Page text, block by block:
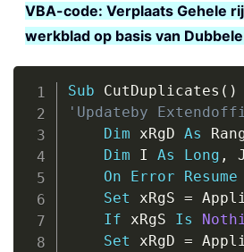
VBA-code: Verplaats Gehele
werkblad op basis van
Sub CutDuplicates ( )
'Updateby
Dim xRgD As
Dim I As Long ,
On
Error Resume
Set xRgS =
If xRgS Is
Set xRgD =